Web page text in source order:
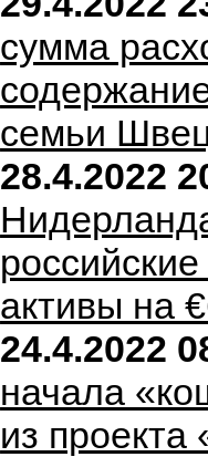
сумма
семьи
28.4.2022
активы на
24.4.2022
начала
из